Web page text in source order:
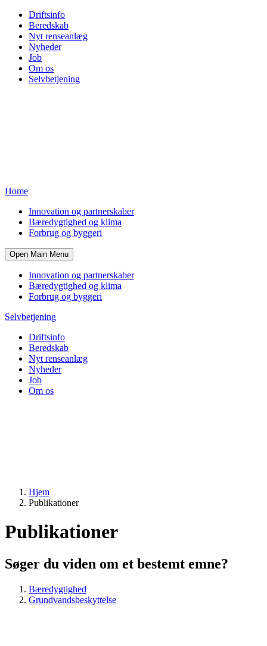
Driftsinfo
Beredskab
Nyt renseanlæg
Nyheder
Job
Om os
Selvbetjening
Home
Innovation og partnerskaber
Bæredygtighed og klima
Forbrug og byggeri
Open Main Menu
Innovation og partnerskaber
Bæredygtighed og klima
Forbrug og byggeri
Selvbetjening
Driftsinfo
Beredskab
Nyt renseanlæg
Nyheder
Job
Om os
Hjem
Publikationer
Publikationer
Søger du viden om et bestemt emne?
Bæredygtighed
Grundvandsbeskyttelse